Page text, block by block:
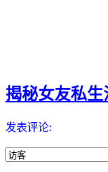
揭秘女友私
发表评论: